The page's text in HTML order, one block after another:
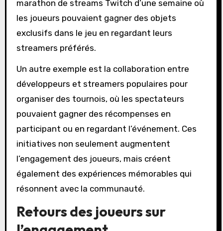
marathon de streams Twitch d’une semaine où
les joueurs pouvaient gagner des objets
exclusifs dans le jeu en regardant leurs
streamers préférés.
Un autre exemple est la collaboration entre
développeurs et streamers populaires pour
organiser des tournois, où les spectateurs
pouvaient gagner des récompenses en
participant ou en regardant l’événement. Ces
initiatives non seulement augmentent
l’engagement des joueurs, mais créent
également des expériences mémorables qui
résonnent avec la communauté.
Retours des joueurs sur